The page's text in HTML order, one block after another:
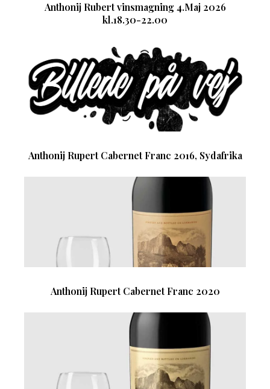
Anthonij Rubert vinsmagning 4.Maj 2026
kl.18.30-22.00
Anthonij Rupert Cabernet Franc 2016, Sydafrika
Anthonij Rupert Cabernet Franc 2020